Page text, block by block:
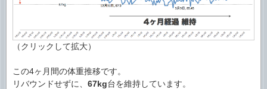
（クリックして拡大）
この4ヶ月間の体重推移です。
リバウンドせずに、 67kg台を維持しています。